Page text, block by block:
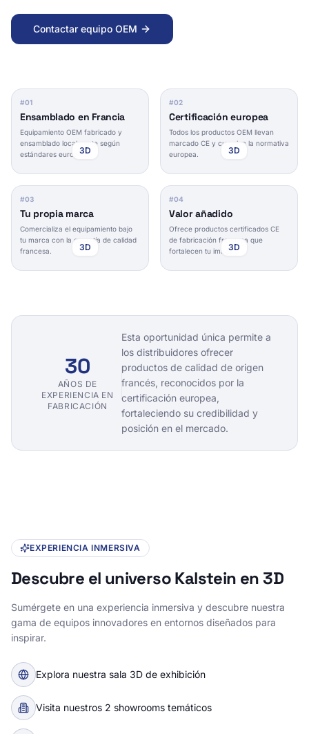
Contactar equipo OEM
#01
Ensamblado en Francia
Equipamiento OEM fabricado y
ensamblado localmente según
estándares europeos.
3D
#02
Certificación europea
Todos los productos OEM llevan
marcado CE y cumplen la normativa
europea.
3D
#03
Tu propia marca
Comercializa el equipamiento bajo
tu marca con la garantía de calidad
francesa.
3D
#04
Valor añadido
Ofrece productos certificados CE
de fabricación francesa que
fortalecen tu imagen.
3D
30
AÑOS DE
EXPERIENCIA EN
FABRICACIÓN
Esta oportunidad única permite a
los distribuidores ofrecer
productos de calidad de origen
francés, reconocidos por la
certificación europea,
fortaleciendo su credibilidad y
posición en el mercado.
EXPERIENCIA INMERSIVA
Descubre el universo Kalstein en 3D
Sumérgete en una experiencia inmersiva y descubre nuestra
gama de equipos innovadores en entornos diseñados para
inspirar.
Explora nuestra sala 3D de exhibición
Visita nuestros 2 showrooms temáticos